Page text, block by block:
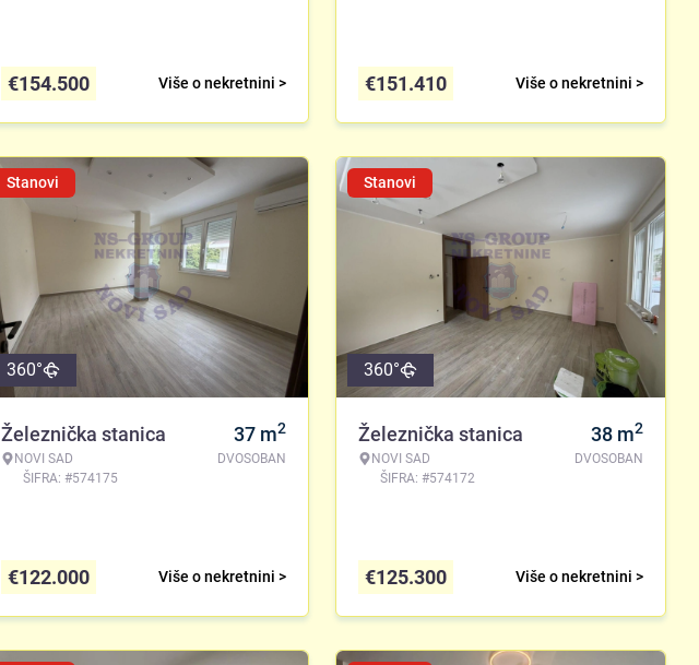
Više o nekretnini >
€154.500 Više o nekretnini >
€151.410
Stanovi
360°
Železnička stanica
NOVI SAD
ŠIFRA: #574175
37 m2
DVOSOBAN
Više o nekretnini >
€122.000
Stanovi
360°
Železnička stanica
NOVI SAD
ŠIFRA: #574172
38 m2
DVOSOBAN
Više o nekretnini >
€125.300